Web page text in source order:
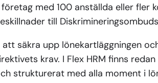
med 100 anställda eller fler
till
säkra upp lönekartläggningen
krav. I Flex HRM finns
strukturerat med alla moment i